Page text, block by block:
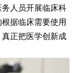
人员开展临床科
据临床需要使用
正把医学创新成